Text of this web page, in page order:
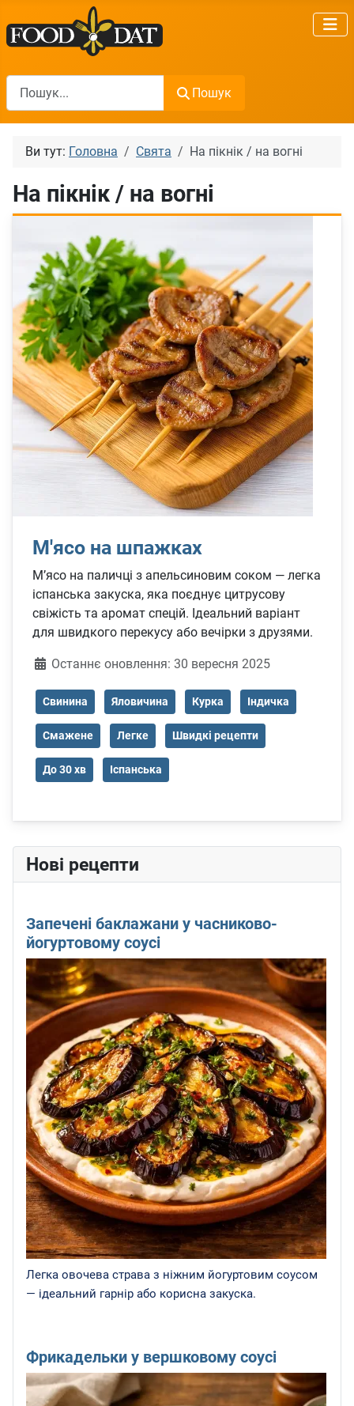
Пошук
Пошук
Ви тут: Головна Святa На пікнік / на вогні
На пікнік / на вогні
М'ясо на шпажках
М’ясо на паличці з апельсиновим соком — легка
іспанська закуска, яка поєднує цитрусову
свіжість та аромат спецій. Ідеальний варіант
для швидкого перекусу або вечірки з друзями.
ДеталіОстаннє оновлення: 30 вересня 2025
Свинина Яловичина Курка Індичка
Смажене Легке Швидкі рецепти
До 30 хв Іспанська
Нові рецепти
Запечені баклажани у часниково-
йогуртовому соусі
Легка овочева страва з ніжним йогуртовим соусом
— ідеальний гарнір або корисна закуска.
Фрикадельки у вершковому соусі